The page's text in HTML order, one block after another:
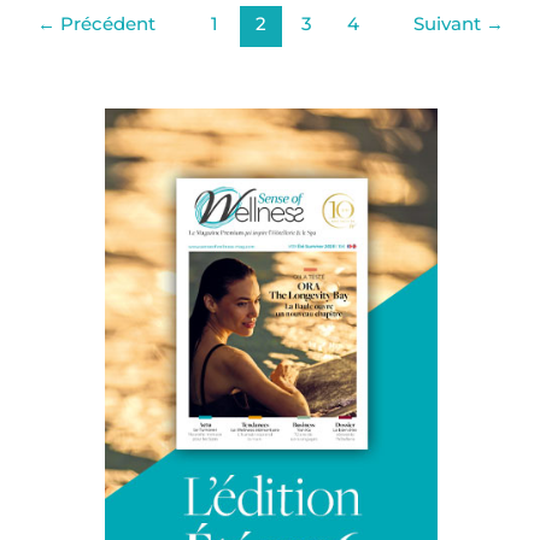
← Précédent 1 2 3 4 Suivant →